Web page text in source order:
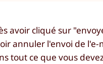
avoir cliqué sur
annuler l'envoi de l'e-
tout ce que vous